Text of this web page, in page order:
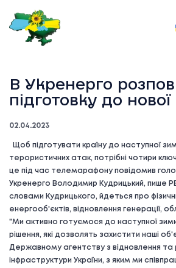
В Укренерго
підготовку до
02.04.2023
Щоб підготувати країну до наступної
терористичних атак, потрібні чотири
це під час телемарафону повідомив
Укренерго Володимир Кудрицький, пише
словами Кудрицького, йдеться про
енергооб'єктів, відновлення генерації,
"Ми активно готуємося до наступної
рішення, які дозволять захистити наші
Державному агентству з відновлення та
інфраструктури України, з яким ми